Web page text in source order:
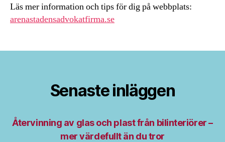
Läs mer information och tips för dig på webbplats:
arenastadensadvokatfirma.se
Senaste inläggen
Återvinning av glas och plast från bilinteriörer –
mer värdefullt än du tror